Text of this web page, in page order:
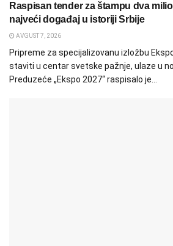
Raspisan tender za štampu dva
najveći događaj u istoriji Srbije
AVGUST 7, 2026
Pripreme za specijalizovanu izložbu
staviti u centar svetske pažnje, ulaze u
Preduzeće „Ekspo 2027“ raspisalo je...